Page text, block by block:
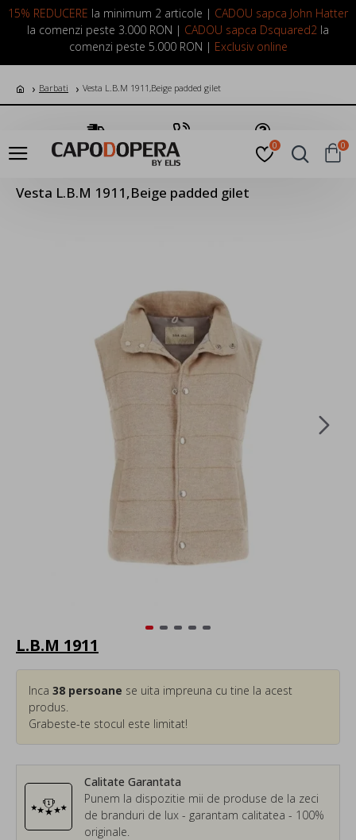
15% REDUCERE la minimum 2 articole | CADOU sapca John Hatter
la comenzi peste 3.000 RON | CADOU sapca Dsquared2 la
comenzi peste 5.000 RON | Exclusiv online
LOGIN INREGISTRARE
0 0
Barbati Vesta L.B.M 1911,Beige padded gilet
Transport Gratuit Suna Acum Pune o Intrebare
Vesta L.B.M 1911,Beige padded gilet
L.B.M 1911
Calitate Garantata
Punem la dispozitie mii de produse de la zeci
de branduri de lux - garantam calitatea - 100%
originale.
Inca 38 persoane se uita impreuna cu tine la acest
produs.
Grabeste-te stocul este limitat!